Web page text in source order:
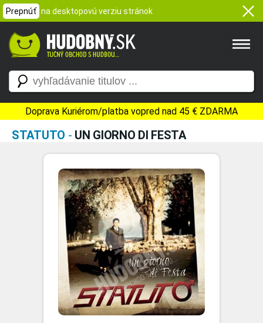
Prepnúť na desktopovú verziu stránok
Doprava Kuriérom/platba vopred nad 45 € ZDARMA
STATUTO - UN GIORNO DI FESTA